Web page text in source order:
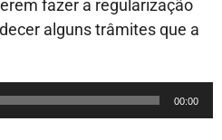
fazer a regularização
alguns trâmites que a
00:00